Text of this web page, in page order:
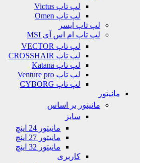
لپ تاپ Victus
لپ تاپ Omen
لپ تاپ ایسر
لپ تاپ ام اس آی MSI
لپ تاپ VECTOR
لپ تاپ CROSSHAIR
لپ تاپ Katana
لپ تاپ Venture pro
لپ تاپ CYBORG
مانیتور
مانیتور بر اساس
سایز
مانیتور 24 اینچ
مانیتور 27 اینچ
مانیتور 32 اینچ
کاربری